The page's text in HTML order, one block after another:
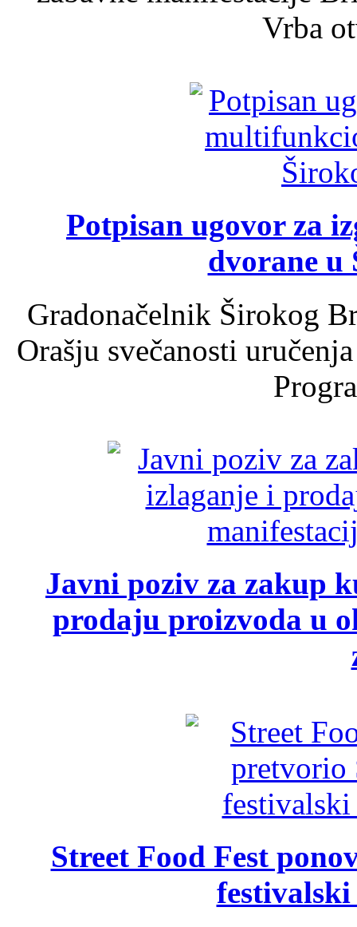
Vrba
Potpisan ugovor za
dvorane u
Gradonačelnik Širokog
Orašju svečanosti
Javni poziv za zakup
prodaju proizvoda u
Street Food Fest